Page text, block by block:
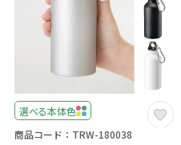
選べる本体色
商品コード：TRW-180038